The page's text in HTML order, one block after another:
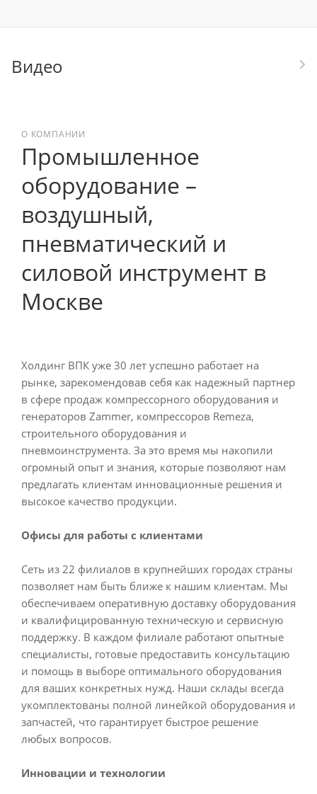
Видео
Промышленное
оборудование –
воздушный,
пневматический и
силовой инструмент в
Москве
Холдинг ВПК уже 30 лет успешно работает на
рынке, зарекомендовав себя как надежный партнер
в сфере продаж компрессорного оборудования и
генераторов Zammer, компрессоров Remeza,
строительного оборудования и
пневмоинструмента. За это время мы накопили
огромный опыт и знания, которые позволяют нам
предлагать клиентам инновационные решения и
высокое качество продукции.
Офисы для работы с клиентами
Сеть из 22 филиалов в крупнейших городах страны
позволяет нам быть ближе к нашим клиентам. Мы
обеспечиваем оперативную доставку оборудования
и квалифицированную техническую и сервисную
поддержку. В каждом филиале работают опытные
специалисты, готовые предоставить консультацию
и помощь в выборе оптимального оборудования
для ваших конкретных нужд. Наши склады всегда
укомплектованы полной линейкой оборудования и
запчастей, что гарантирует быстрое решение
любых вопросов.
Инновации и технологии
О КОМПАНИИ